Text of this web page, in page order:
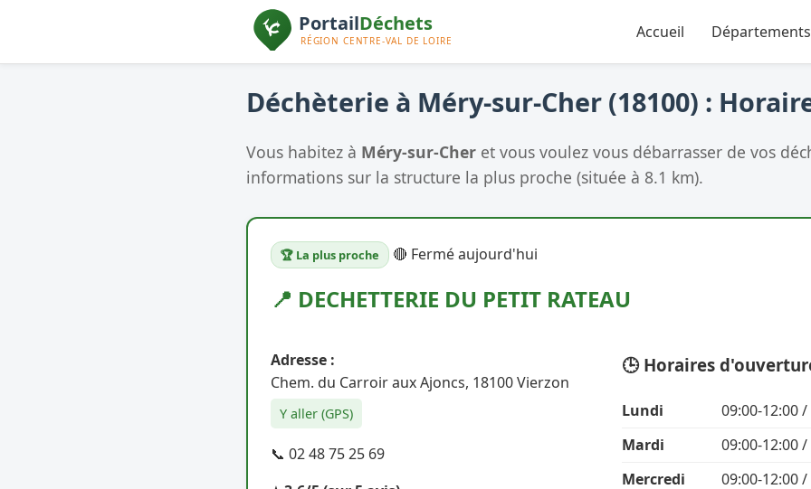
Accueil
Déchèterie à Méry-sur-Cher (18100) :
Vous habitez à Méry-sur-Cher et vous voulez vous débarrasser de vos
informations sur la structure la plus proche (située à 8.1 km).
🏆 La plus proche 🔴 Fermé aujourd'hui
📍 DECHETTERIE DU PETIT RATEAU
Adresse :
Chem. du Carroir aux Ajoncs, 18100 Vierzon
Y aller (GPS)
📞 02 48 75 25 69
🕒 Horaires
Lundi
09:00-12:00
Mardi
09:00-12:00
Mercredi
09:00-12:00